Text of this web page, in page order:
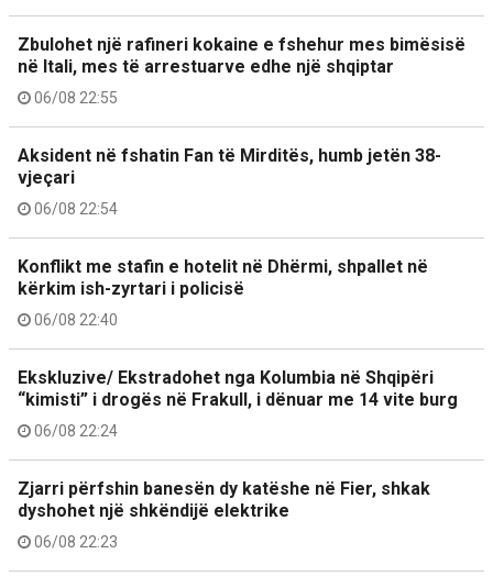
Zbulohet një rafineri kokaine e fshehur mes bimësisë
në Itali, mes të arrestuarve edhe një shqiptar
06/08 22:55
Aksident në fshatin Fan të Mirditës, humb jetën 38-
vjeçari
06/08 22:54
Konflikt me stafin e hotelit në Dhërmi, shpallet në
kërkim ish-zyrtari i policisë
06/08 22:40
Ekskluzive/ Ekstradohet nga Kolumbia në Shqipëri
“kimisti” i drogës në Frakull, i dënuar me 14 vite burg
06/08 22:24
Zjarri përfshin banesën dy katëshe në Fier, shkak
dyshohet një shkëndijë elektrike
06/08 22:23